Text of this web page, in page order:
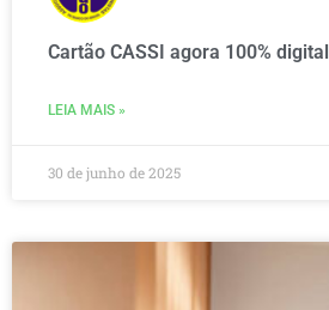
Cartão CASSI agora 100% digital
LEIA MAIS »
30 de junho de 2025